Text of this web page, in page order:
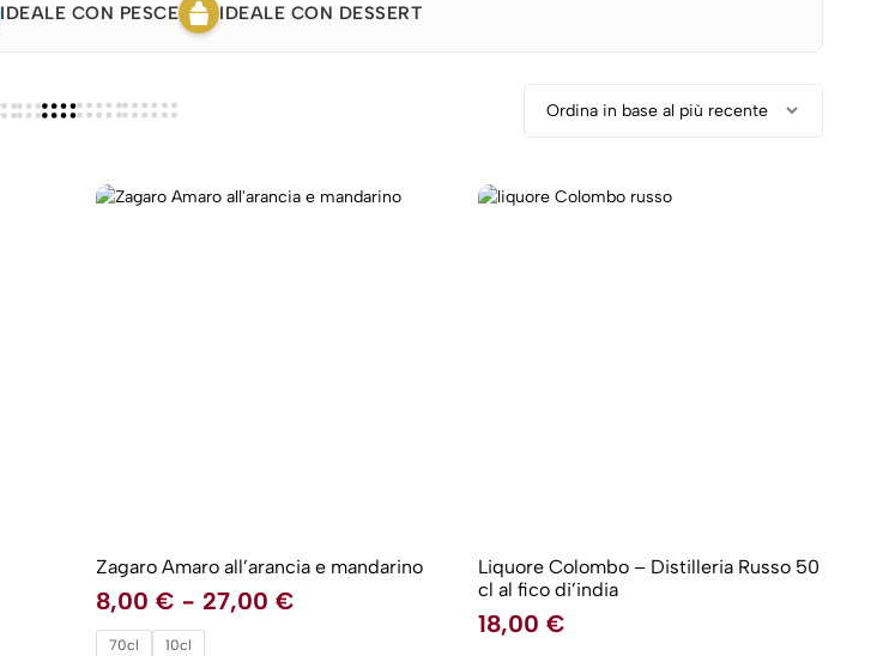
IDEALE CON PESCE IDEALE CON DESSERT
Zagaro Amaro all’arancia e mandarino
8,00 € - 27,00 €
70cl 10cl
Liquore Colombo – Distilleria Russo 50
cl al fico di’india
18,00 €